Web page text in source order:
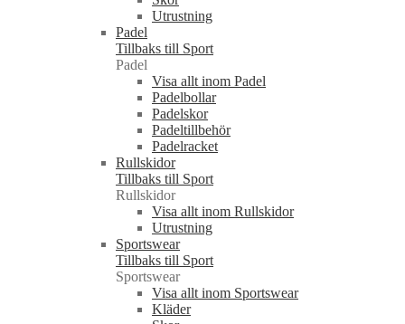
Utrustning
Padel
Tillbaks till Sport
Padel
Visa allt inom Padel
Padelbollar
Padelskor
Padeltillbehör
Padelracket
Rullskidor
Tillbaks till Sport
Rullskidor
Visa allt inom Rullskidor
Utrustning
Sportswear
Tillbaks till Sport
Sportswear
Visa allt inom Sportswear
Kläder